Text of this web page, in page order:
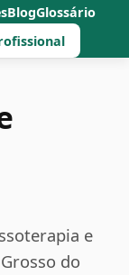
BlogGlossário
e
do